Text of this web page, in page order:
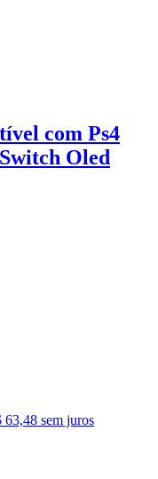
com Ps4
Oled
63,48 sem juros